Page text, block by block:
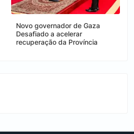
Novo governador de Gaza
Desafiado a acelerar
recuperação da Província